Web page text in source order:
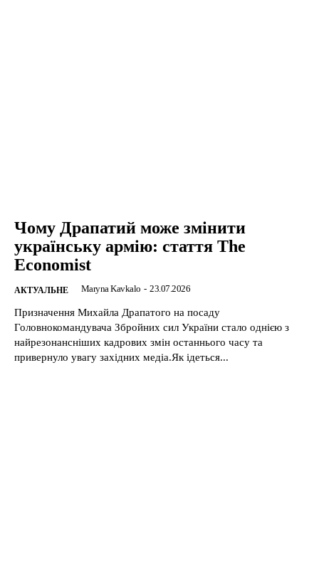
Чому Драпатий може змінити
українську армію: стаття The
Economist
АКТУАЛЬНЕ Maryna Kavkalo - 23.07.2026
Призначення Михайла Драпатого на посаду
Головнокомандувача Збройних сил України стало однією з
найрезонансніших кадрових змін останнього часу та
привернуло увагу західних медіа.Як ідеться...